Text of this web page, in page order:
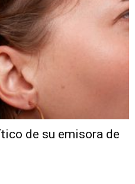
de su emisora de